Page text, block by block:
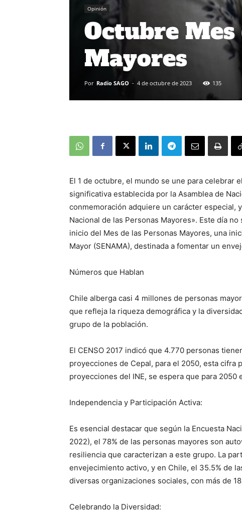
Opinión
Octubre Mes
Mayores
Por Radio SAGO - 4 de octubre de 2023 135
El 1 de octubre, el mundo se une para celebrar
significativa establecida por la Asamblea de
conmemoración adquiere un carácter especial,
Nacional de las Personas Mayores». Este día
inicio del Mes de las Personas Mayores, una
Mayor (SENAMA), destinada a fomentar un
Números que Hablan
Chile alberga casi 4 millones de personas
que refleja la riqueza demográfica y la
grupo de la población.
El CENSO 2017 indicó que 4.770 personas
proyecciones de Cepal, para el 2050, esta cifra
proyecciones del INE, se espera que para 2050
Independencia y Participación Activa:
Es esencial destacar que según la Encuesta
2022), el 78% de las personas mayores son
resiliencia que caracterizan a este grupo. La
envejecimiento activo, y en Chile, el 35.5% de
diversas organizaciones sociales, con más de
Celebrando la Diversidad: